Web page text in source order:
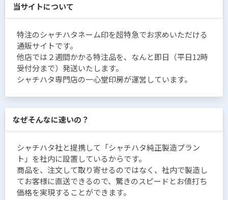
当サイトについて
特注のシャチハタネーム印を超特急でお求めいただける
通販サイトです。
他店では２週間かかる特注品を、なんと即日（平日12時
受付分まで）発送いたします。
シャチハタ専門店の一心堂印房が運営しています。
なぜそんなに速いの？
シャチハタ社と提携して「シャチハタ純正製造プラン
ト」を社内に設置しているからです。
商品を、注文して取り寄せるのではなく、社内で製造し
てお客様に直送できるので、驚きのスピードとお値打ち
価格を実現することができます。